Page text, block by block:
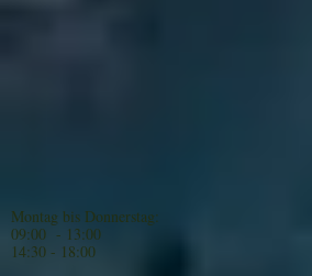
Montag bis Donnerstag:
09:00 - 13:00
14:30 - 18:00